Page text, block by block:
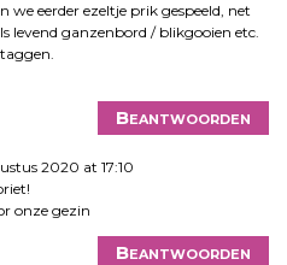
we eerder ezeltje prik gespeeld, net
levend ganzenbord / blikgooien etc.
Beantwoorden
2020 at 17:10
onze gezin
Beantwoorden